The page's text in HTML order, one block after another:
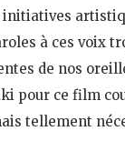
initiatives
à ces voix
de nos
pour ce film
tellement